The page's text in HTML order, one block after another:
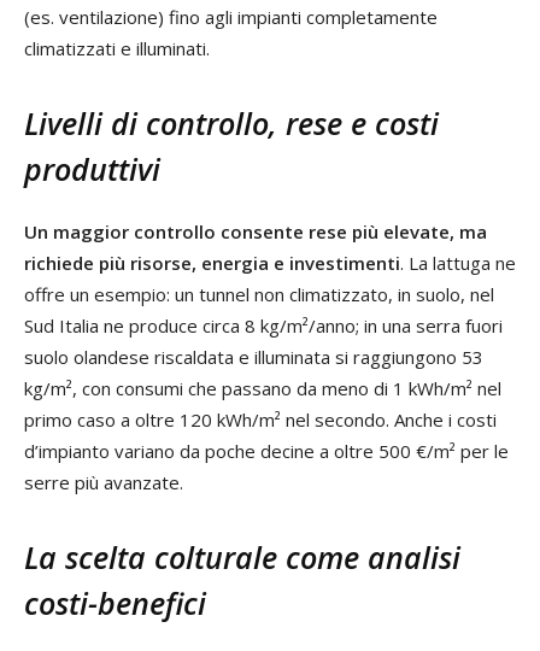
(es. ventilazione) fino agli impianti completamente
climatizzati e illuminati.
Livelli di controllo, rese e costi
produttivi
Un maggior controllo consente rese più elevate, ma
richiede più risorse, energia e investimenti. La lattuga ne
offre un esempio: un tunnel non climatizzato, in suolo, nel
Sud Italia ne produce circa 8 kg/m²/anno; in una serra fuori
suolo olandese riscaldata e illuminata si raggiungono 53
kg/m², con consumi che passano da meno di 1 kWh/m² nel
primo caso a oltre 120 kWh/m² nel secondo. Anche i costi
d’impianto variano da poche decine a oltre 500 €/m² per le
serre più avanzate.
La scelta colturale come analisi
costi-benefici